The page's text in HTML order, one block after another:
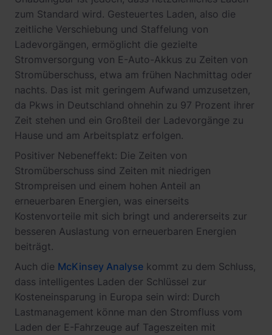
zum Standard wird. Gesteuertes Laden, also die
zeitliche Verschiebung und Staffelung von
Ladevorgängen, ermöglicht die gezielte
Stromversorgung von E-Auto-Akkus zu Zeiten von
Stromüberschuss, etwa am frühen Nachmittag oder
nachts. Das ist mit geringem Aufwand umzusetzen,
da Pkws in Deutschland ohnehin zu 97 Prozent ihrer
Zeit stehen und ein Großteil der Ladevorgänge zu
Hause und am Arbeitsplatz erfolgen.
Positiver Nebeneffekt: Die Zeiten von
Stromüberschuss sind Zeiten mit niedrigen
Strompreisen und einem hohen Anteil an
erneuerbaren Energien, was einerseits
Kostenvorteile mit sich bringt und andererseits zur
besseren Auslastung von erneuerbaren Energien
beiträgt.
Auch die McKinsey Analyse kommt zu dem Schluss,
dass intelligentes Laden der Schlüssel zur
Kosteneinsparung in Europa sein wird: Durch
Lastmanagement könne man den Stromfluss vom
Laden der E-Fahrzeuge auf Tageszeiten mit